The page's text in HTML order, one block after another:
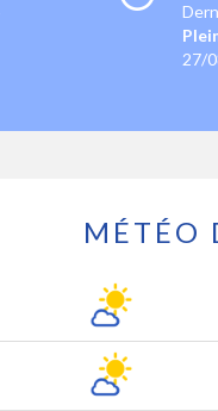
27/
MÉTÉO
les 7 prochains jours
Précipitations